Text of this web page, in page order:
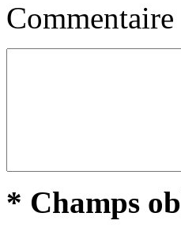
Commentaire
* Champs